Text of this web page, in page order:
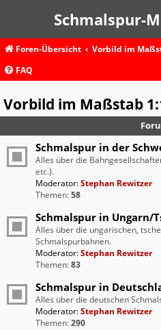
Schmalspur-
Foren-Übersicht
Vorbild im
FAQ
Vorbild im Maßstab
Schmalspur in der
Alles über die
etc.).
Moderator:Stephan Rewitzer
Themen:58
Schmalspur in Ungarn/
Alles über die ungarischen,
Schmalspurbahnen.
Moderator:Stephan Rewitzer
Themen:83
Schmalspur in
Alles über die deutschen
Moderator:Stephan Rewitzer
Themen:290